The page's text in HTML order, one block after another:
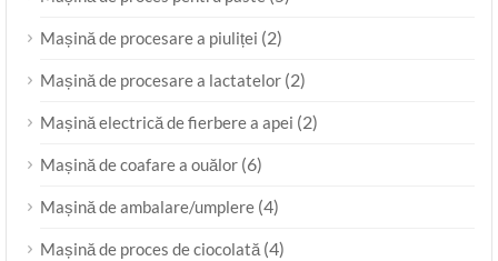
Mașină de procesare a piuliței (2)
Mașină de procesare a lactatelor (2)
Mașină electrică de fierbere a apei (2)
Mașină de coafare a ouălor (6)
Mașină de ambalare/umplere (4)
Mașină de proces de ciocolată (4)